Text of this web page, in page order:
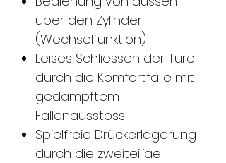
über den Zylinder
(Wechselfunktion)
Leises Schliessen der Türe
durch die Komfortfalle mit
gedämpftem
Fallenausstoss
Spielfreie Drückerlagerung
durch die zweiteilige